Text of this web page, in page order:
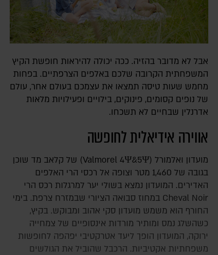
אבל לא מדובר בהזיה. ככה יכולה להיראות חופשת הקיץ
המשפחתית הקרובה שלכם באלפים הצרפתיים. בפחות
מחמש שעות טיסה תמצאו את עצמכם בעולם אחר, עולם
של נופים קסומים, פינוקים, בילויים ופעילויות מלאות
אדרנלין שבחיים לא תשכחו.
אווירה אידיאלית לחופשה
מועדון ואלמורל (Valmorel 4Ψ&5Ψ) של קלאב מד שוכן
בגובה של 1,460 מטר וצופה אל רכסי הרי האלפים
האדירים. המועדון נמצא בשולי יער למרגלות רכס הרי
Cheval Noir במחוז סבואה הציורי שבמזרח צרפת. בימי
החורף הוא משמש מועדון סקי אהוב ומבוקש. בקיץ,
כשהשלג נמס ומותיר מורדות אינסופיים של צמחייה
ירוקה, המועדון הופך ליעד אטרקטיבי יפהפה לחופשות
משפחתיות אקטיביות. הרכבל שהוביל את הגולשים